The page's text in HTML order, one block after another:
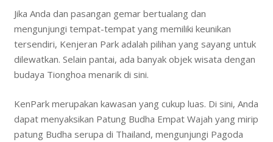
Jika Anda dan pasangan gemar bertualang dan
mengunjungi tempat-tempat yang memiliki keunikan
tersendiri, Kenjeran Park adalah pilihan yang sayang untuk
dilewatkan. Selain pantai, ada banyak objek wisata dengan
budaya Tionghoa menarik di sini.
KenPark merupakan kawasan yang cukup luas. Di sini, Anda
dapat menyaksikan Patung Budha Empat Wajah yang mirip
patung Budha serupa di Thailand, mengunjungi Pagoda